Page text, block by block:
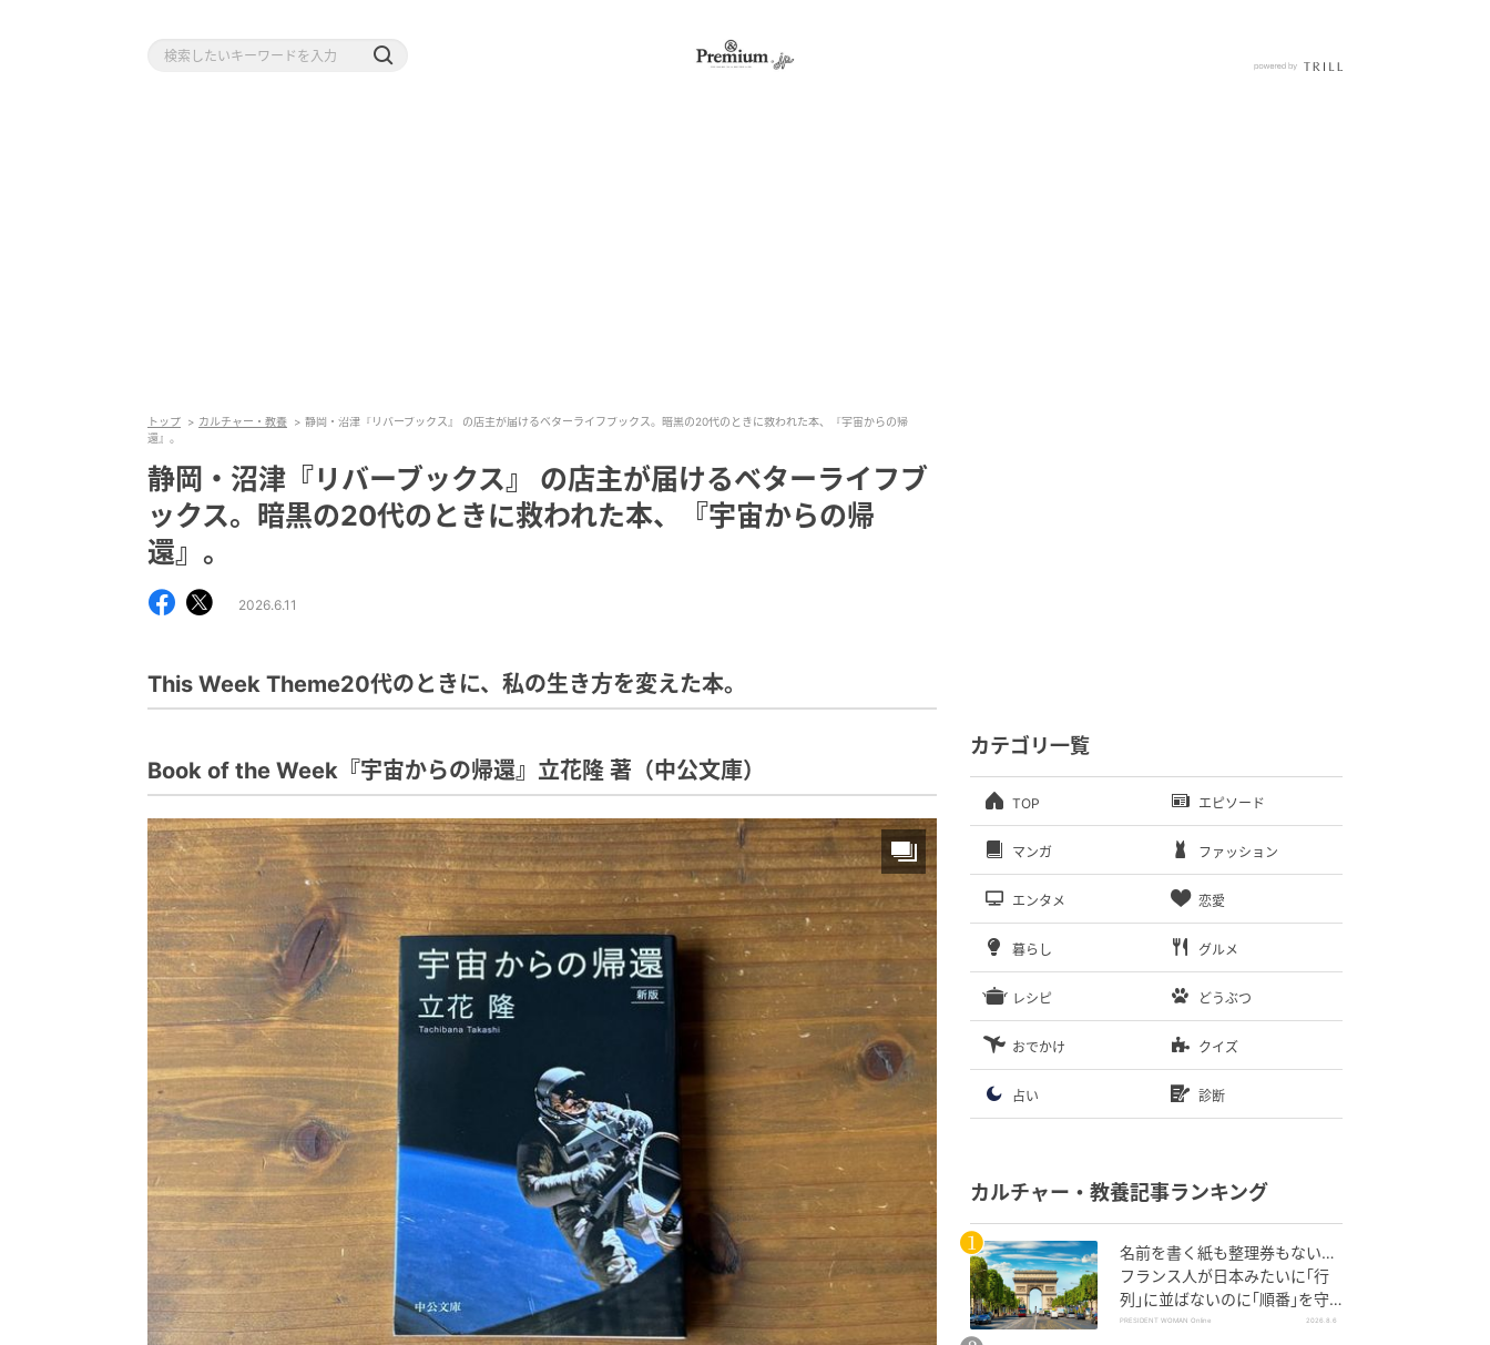
トップ カルチャー・教養
静岡・沼津『リバーブックス』 の店主が届けるベターライフブックス。暗黒の20代のときに救われた本、『宇宙からの帰
還』。
静岡・沼津『リバーブックス』 の店主が届けるベターライフブ
ックス。暗黒の20代のときに救われた本、『宇宙からの帰
還』。
2026.6.11
This Week Theme20代のときに、私の生き方を変えた本。
Book of the Week『宇宙からの帰還』立花隆 著（中公文庫）
カテゴリ一覧
TOP エピソード
マンガ ファッション
エンタメ 恋愛
暮らし グルメ
レシピ どうぶつ
おでかけ クイズ
占い 診断
カルチャー・教養記事ランキング
名前を書く紙も整理券もない…
フランス人が日本みたいに｢行
列｣に並ばないのに｢順番｣を守
れる謎システム
PRESIDENT WOMAN Online 2026.8.6